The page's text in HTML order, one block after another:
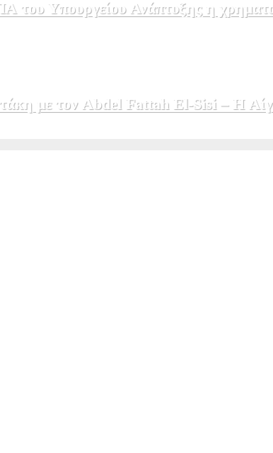
του Υπουργείου Ανάπτυξης η
με τον Abdel Fattah El-Sisi – Η